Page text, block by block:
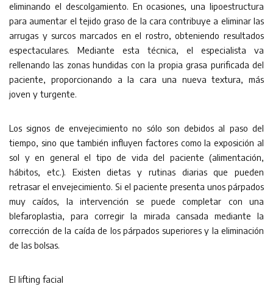
eliminando el descolgamiento. En ocasiones, una lipoestructura
para aumentar el tejido graso de la cara contribuye a eliminar las
arrugas y surcos marcados en el rostro, obteniendo resultados
espectaculares. Mediante esta técnica, el especialista va
rellenando las zonas hundidas con la propia grasa purificada del
paciente, proporcionando a la cara una nueva textura, más
joven y turgente.
Los signos de envejecimiento no sólo son debidos al paso del
tiempo, sino que también influyen factores como la exposición al
sol y en general el tipo de vida del paciente (alimentación,
hábitos, etc.). Existen dietas y rutinas diarias que pueden
retrasar el envejecimiento. Si el paciente presenta unos párpados
muy caídos, la intervención se puede completar con una
blefaroplastia, para corregir la mirada cansada mediante la
corrección de la caída de los párpados superiores y la eliminación
de las bolsas.
El lifting facial